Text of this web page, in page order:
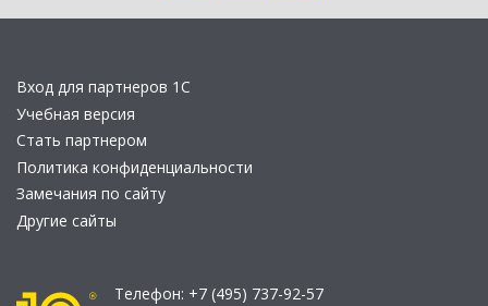
Вход для партнеров 1С
Учебная версия
Стать партнером
Политика конфиденциальности
Замечания по сайту
Другие сайты
Телефон: +7 (495) 737-92-57